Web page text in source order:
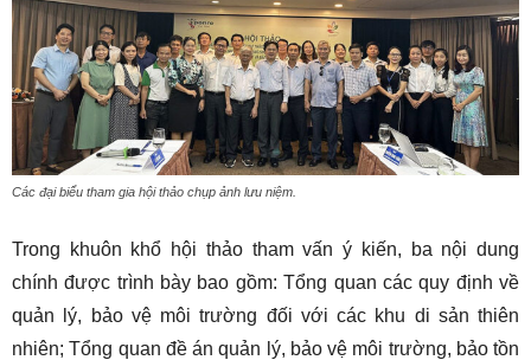
Các đại biểu tham gia hội thảo chụp ảnh lưu niệm.
Trong khuôn khổ hội thảo tham vấn ý kiến, ba nội dung
chính được trình bày bao gồm: Tổng quan các quy định về
quản lý, bảo vệ môi trường đối với các khu di sản thiên
nhiên; Tổng quan đề án quản lý, bảo vệ môi trường, bảo tồn